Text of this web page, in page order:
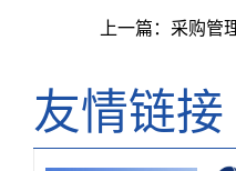
上一篇： 采购管
友情链接